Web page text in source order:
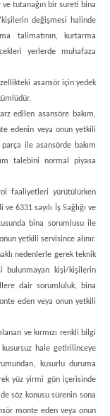
ve tutanağın bir sureti bina
değişmesi halinde
talimatının, kurtarma
yerlerde muhafaza
asansör için yedek
edilen asansöre bakım,
edenin veya onun yetkili
ile asansörde bakım
talebini normal piyasa
faaliyetleri yürütülürken
6331 sayılı İş Sağlığı ve
bina sorumlusu ile
yetkili servisince alınır.
nedenlerle gerek teknik
bulunmayan kişi/kişilerin
dair sorumluluk, bina
eden veya onun yetkili
ve kırmızı renkli bilgi
hale getirilinceye
kusurlu duruma
yüz yirmi gün içerisinde
söz konusu sürenin sona
monte eden veya onun